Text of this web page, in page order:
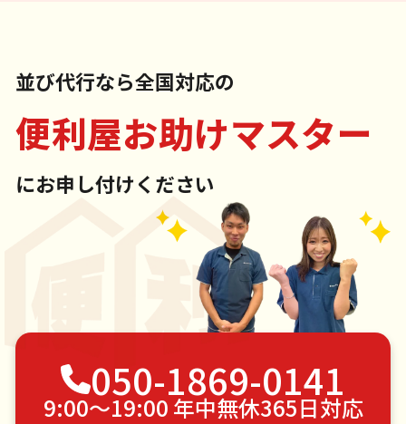
並び代行なら全国対応の
便利屋お助けマスター
にお申し付けください
050-1869-0141
9:00〜19:00 年中無休365日対応